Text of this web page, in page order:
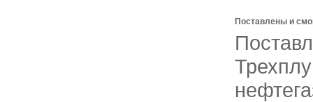
Поставлены и